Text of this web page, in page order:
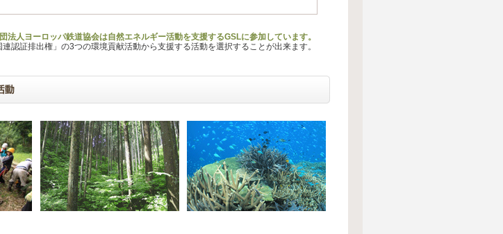
法人ヨーロッパ鉄道協会は自然エネルギー活動を支援するGSLに参加しています。
認証排出権」の3つの環境貢献活動から支援する活動を選択することが出来ます。